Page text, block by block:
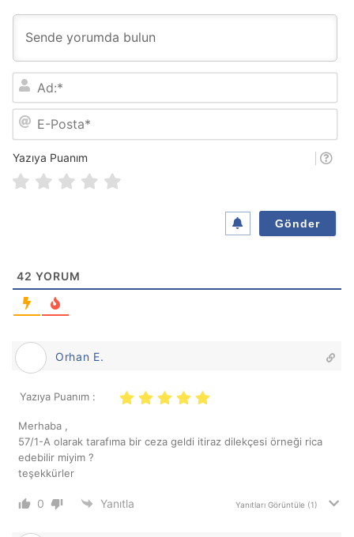
:
P
Yazıya Puanım
42 YORUM
Orhan E.
Yazıya Puanım :
Merhaba ,
57/1-A olarak tarafıma bir ceza geldi itiraz dilekçesi örneği rica
edebilir miyim ?
teşekkürler
0 Yanıtla Yanıtları Görüntüle (1)